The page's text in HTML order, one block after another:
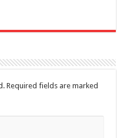
Required fields are marked